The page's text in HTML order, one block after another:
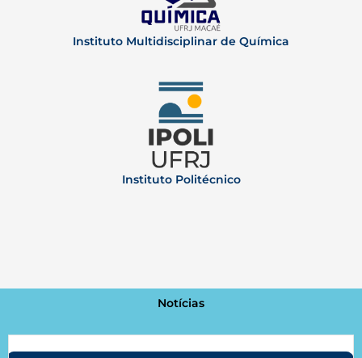
Instituto Multidisciplinar de Química
Instituto Politécnico
Notícias